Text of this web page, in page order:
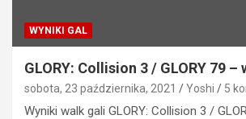
WYNIKI GAL
GLORY: Collision 3 / GLORY 79
sobota, 23 października, 2021 Yoshi 5
Wyniki walk gali GLORY: Collision 3 /